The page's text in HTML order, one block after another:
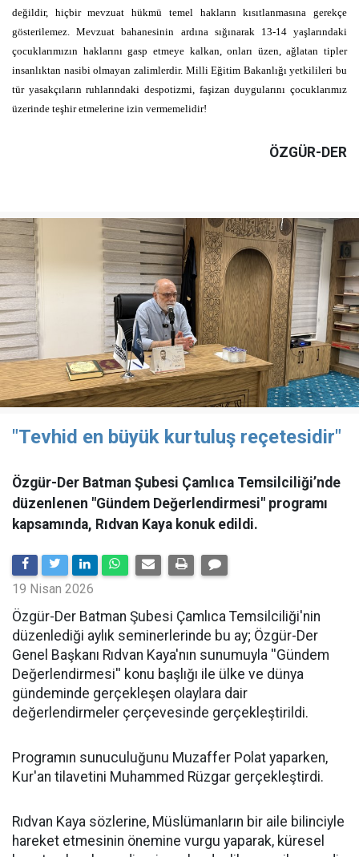
değildir, hiçbir mevzuat hükmü temel hakların kısıtlanmasına gerekçe
gösterilemez. Mevzuat bahanesinin ardına sığınarak 13-14 yaşlarındaki
çocuklarımızın haklarını gasp etmeye kalkan, onları üzen, ağlatan tipler
insanlıktan nasibi olmayan zalimlerdir. Milli Eğitim Bakanlığı yetkilileri bu
tür yasakçıların ruhlarındaki despotizmi, faşizan duygularını çocuklarımız
üzerinde teşhir etmelerine izin vermemelidir!
ÖZGÜR-DER
"Tevhid en büyük kurtuluş reçetesidir"
Özgür-Der Batman Şubesi Çamlıca Temsilciliği’nde
düzenlenen "Gündem Değerlendirmesi" programı
kapsamında, Rıdvan Kaya konuk edildi.
19 Nisan 2026
​Özgür-Der Batman Şubesi Çamlıca Temsilciliği'nin
düzenlediği aylık seminerlerinde bu ay; Özgür-Der
Genel Başkanı Rıdvan Kaya'nın sunumuyla ''Gündem
Değerlendirmesi'' konu başlığı ile ülke ve dünya
gündeminde gerçekleşen olaylara dair
değerlendirmeler çerçevesinde gerçekleştirildi.
Programın sunuculuğunu Muzaffer Polat yaparken,
Kur'an tilavetini Muhammed Rüzgar gerçekleştirdi.
Rıdvan Kaya sözlerine, Müslümanların bir aile bilinciyle
hareket etmesinin önemine vurgu yaparak, küresel